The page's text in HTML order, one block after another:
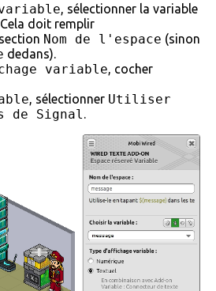
, sélectionner la variable
Cela doit remplir
Nom de l'espace (sinon
dedans).
variable, cocher
, sélectionner Utiliser
Signal .